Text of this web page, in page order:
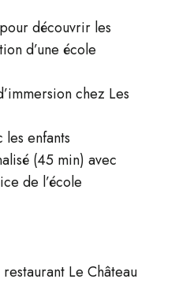
découvrir les
d’une école
chez Les
les enfants
(45 min) avec
de l’école
Le Château